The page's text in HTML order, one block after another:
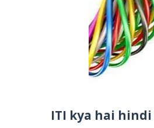
ITI kya hai hindi